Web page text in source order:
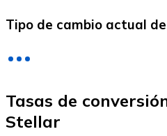
Tipo de cambio actual de
Tasas de
Stellar